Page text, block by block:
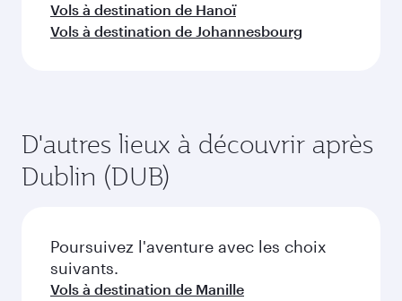
Vols à destination de Hanoï
Vols à destination de Johannesbourg
D'autres lieux à découvrir après
Dublin (DUB)
Poursuivez l'aventure avec les choix
suivants.
Vols à destination de Manille